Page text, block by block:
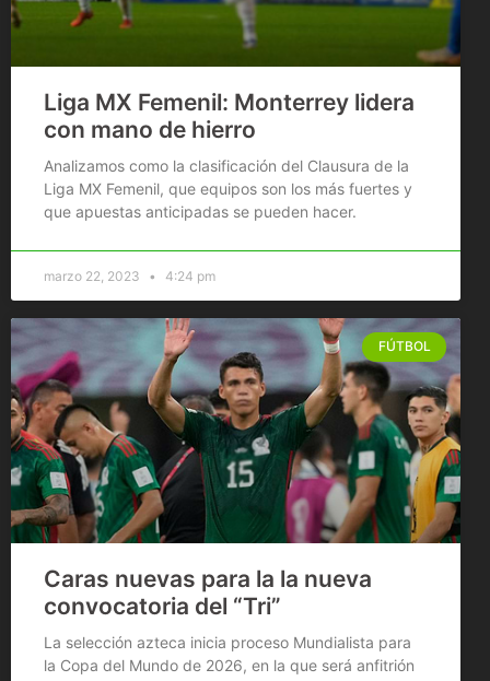
Liga MX Femenil: Monterrey lidera
con mano de hierro
Analizamos como la clasificación del Clausura de la
Liga MX Femenil, que equipos son los más fuertes y
que apuestas anticipadas se pueden hacer.
marzo 22, 2023 4:24 pm
FÚTBOL
Caras nuevas para la la nueva
convocatoria del “Tri”
La selección azteca inicia proceso Mundialista para
la Copa del Mundo de 2026, en la que será anfitrión